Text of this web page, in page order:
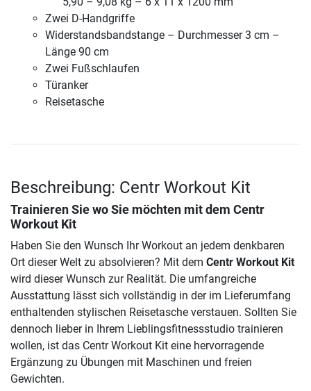
Zwei D-Handgriffe
Widerstandsbandstange – Durchmesser 3 cm –
Länge 90 cm
Zwei Fußschlaufen
Türanker
Reisetasche
Beschreibung: Centr Workout Kit
Trainieren Sie wo Sie möchten mit dem Centr
Workout Kit
Haben Sie den Wunsch Ihr Workout an jedem denkbaren
Ort dieser Welt zu absolvieren? Mit dem Centr Workout Kit
wird dieser Wunsch zur Realität. Die umfangreiche
Ausstattung lässt sich vollständig in der im Lieferumfang
enthaltenden stylischen Reisetasche verstauen. Sollten Sie
dennoch lieber in Ihrem Lieblingsfitnessstudio trainieren
wollen, ist das Centr Workout Kit eine hervorragende
Ergänzung zu Übungen mit Maschinen und freien
Gewichten.